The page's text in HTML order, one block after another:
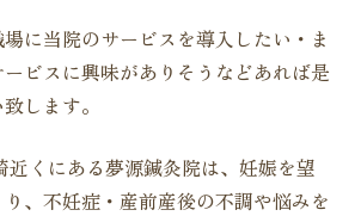
に当院のサービスを導入したい・ま
ビスに興味がありそうなどあれば是
します。
近くにある夢源鍼灸院は、妊娠を望
、不妊症・産前産後の不調や悩みを